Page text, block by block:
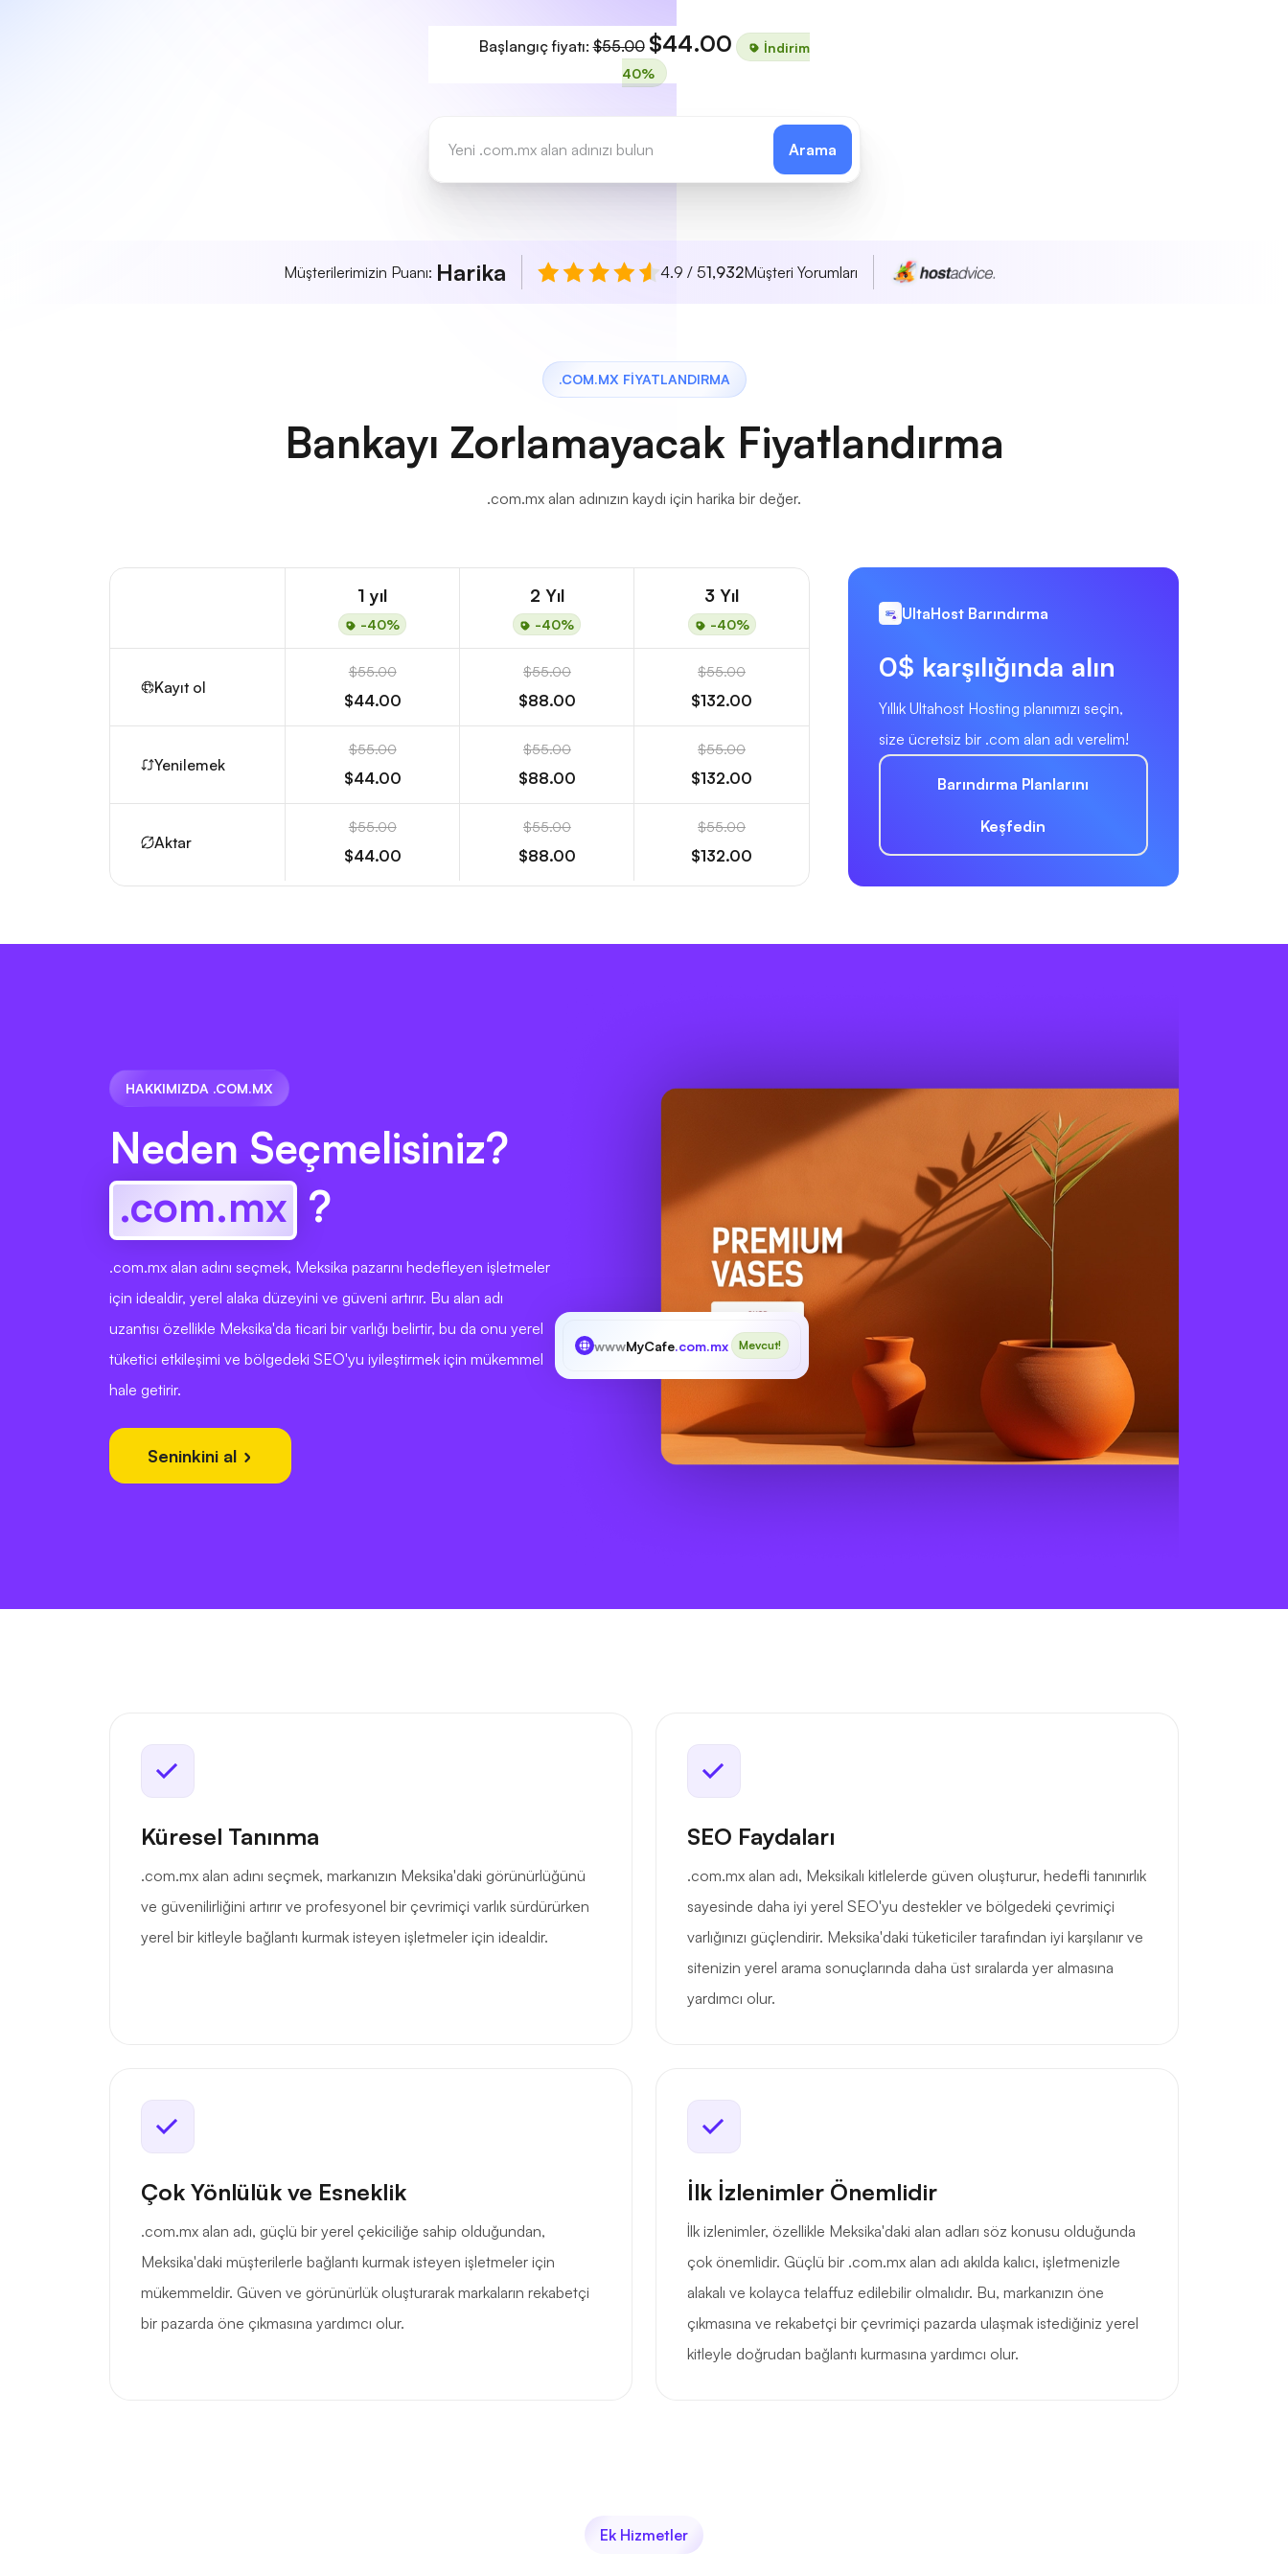
Başlangıç fiyatı:$55.00 $44.00
İndirim
40%
Arama
Müşterilerimizin Puanı: Harika 4.9 / 51,932Müşteri Yorumları
.COM.MX FIYATLANDIRMA
Bankayı Zorlamayacak Fiyatlandırma
.com.mx alan adınızın kaydı için harika bir değer.
1 yıl
-40%
2 Yıl
-40%
3 Yıl
-40%
Kayıt ol
$55.00
$44.00
$55.00
$88.00
$55.00
$132.00
Yenilemek
$55.00
$44.00
$55.00
$88.00
$55.00
$132.00
Aktar
$55.00
$44.00
$55.00
$88.00
$55.00
$132.00
UltaHost Barındırma
0$ karşılığında alın
Yıllık Ultahost Hosting planımızı seçin,
size ücretsiz bir .com alan adı verelim!
Barındırma Planlarını
Keşfedin
HAKKIMIZDA .COM.MX
Neden Seçmelisiniz?
.com.mx ?
.com.mx alan adını seçmek, Meksika pazarını hedefleyen işletmeler
için idealdir, yerel alaka düzeyini ve güveni artırır. Bu alan adı
uzantısı özellikle Meksika'da ticari bir varlığı belirtir, bu da onu yerel
tüketici etkileşimi ve bölgedeki SEO'yu iyileştirmek için mükemmel
hale getirir.
Seninkini al
wwwMyCafe.com.mx Mevcut!
Küresel Tanınma
.com.mx alan adını seçmek, markanızın Meksika'daki görünürlüğünü
ve güvenilirliğini artırır ve profesyonel bir çevrimiçi varlık sürdürürken
yerel bir kitleyle bağlantı kurmak isteyen işletmeler için idealdir.
SEO Faydaları
.com.mx alan adı, Meksikalı kitlelerde güven oluşturur, hedefli tanınırlık
sayesinde daha iyi yerel SEO'yu destekler ve bölgedeki çevrimiçi
varlığınızı güçlendirir. Meksika'daki tüketiciler tarafından iyi karşılanır ve
sitenizin yerel arama sonuçlarında daha üst sıralarda yer almasına
yardımcı olur.
Çok Yönlülük ve Esneklik
.com.mx alan adı, güçlü bir yerel çekiciliğe sahip olduğundan,
Meksika'daki müşterilerle bağlantı kurmak isteyen işletmeler için
mükemmeldir. Güven ve görünürlük oluşturarak markaların rekabetçi
bir pazarda öne çıkmasına yardımcı olur.
İlk İzlenimler Önemlidir
İlk izlenimler, özellikle Meksika'daki alan adları söz konusu olduğunda
çok önemlidir. Güçlü bir .com.mx alan adı akılda kalıcı, işletmenizle
alakalı ve kolayca telaffuz edilebilir olmalıdır. Bu, markanızın öne
çıkmasına ve rekabetçi bir çevrimiçi pazarda ulaşmak istediğiniz yerel
kitleyle doğrudan bağlantı kurmasına yardımcı olur.
Ek Hizmetler